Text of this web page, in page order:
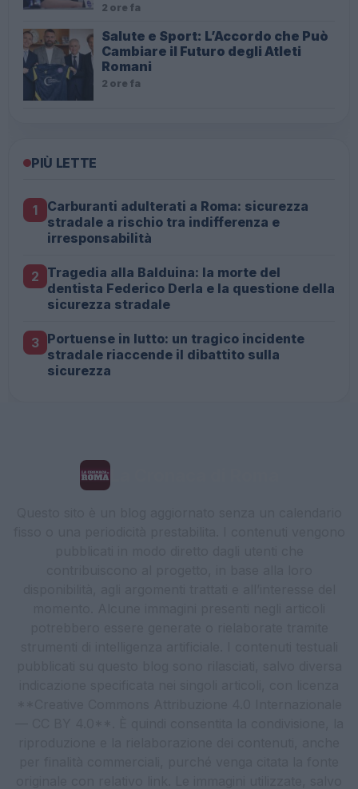
2 ore fa
Salute e Sport: L’Accordo che Può
Cambiare il Futuro degli Atleti
Romani
2 ore fa
PIÙ LETTE
1
Carburanti adulterati a Roma: sicurezza
stradale a rischio tra indifferenza e
irresponsabilità
2 Tragedia alla Balduina: la morte del
dentista Federico Derla e la questione della
sicurezza stradale
3 Portuense in lutto: un tragico incidente
stradale riaccende il dibattito sulla
sicurezza